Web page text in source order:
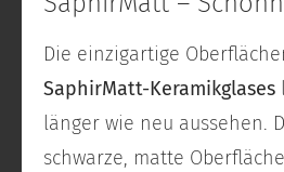
Die einzigartige
SaphirMatt-Keramikglases
länger wie neu aussehen.
schwarze, matte